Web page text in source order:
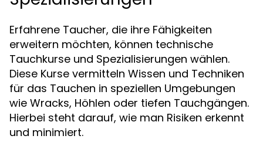
Erfahrene Taucher, die ihre Fähigkeiten
erweitern möchten, können technische
Tauchkurse und Spezialisierungen wählen.
Diese Kurse vermitteln Wissen und Techniken
für das Tauchen in speziellen Umgebungen
wie Wracks, Höhlen oder tiefen Tauchgängen.
Hierbei steht darauf, wie man Risiken erkennt
und minimiert.